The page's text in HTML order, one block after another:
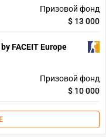
Призовой фонд
$ 13 000
FACEIT Europe
Призовой фонд
$ 10 000